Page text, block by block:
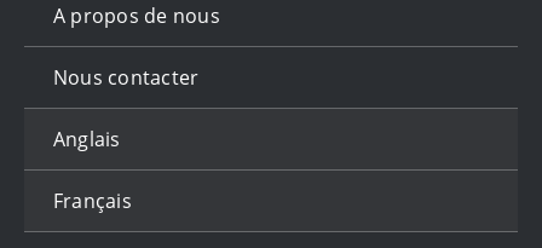
A propos de nous
Nous contacter
Anglais
Français